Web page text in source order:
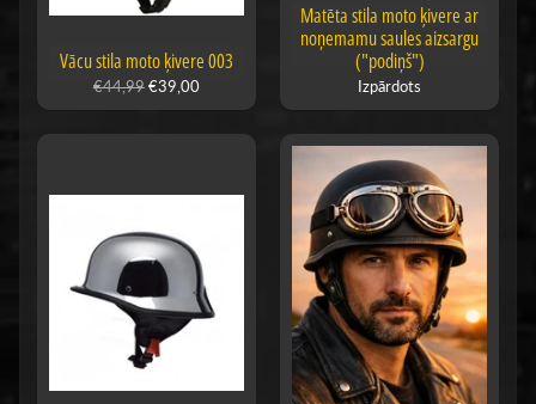
Vācu stila moto ķivere 003
€44,99€39,00
Matēta stila moto ķivere ar
noņemamu saules aizsargu
("podiņš")
Izpārdots